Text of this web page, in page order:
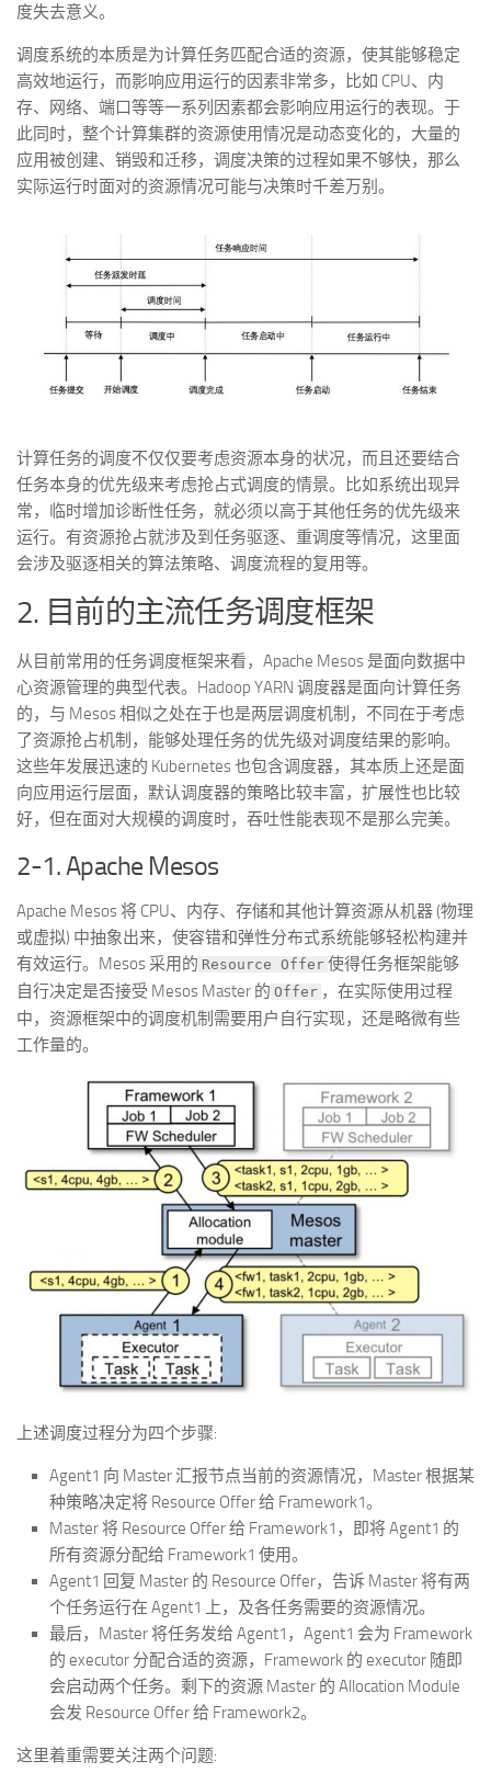
度失去意义。
调度系统的本质是为计算任务匹配合适的资源，使其能够稳定
高效地运行，而影响应用运行的因素非常多，比如 CPU、内
存、网络、端口等等一系列因素都会影响应用运行的表现。于
此同时，整个计算集群的资源使用情况是动态变化的，大量的
应用被创建、销毁和迁移，调度决策的过程如果不够快，那么
实际运行时面对的资源情况可能与决策时千差万别。
计算任务的调度不仅仅要考虑资源本身的状况，而且还要结合
任务本身的优先级来考虑抢占式调度的情景。比如系统出现异
常，临时增加诊断性任务，就必须以高于其他任务的优先级来
运行。有资源抢占就涉及到任务驱逐、重调度等情况，这里面
会涉及驱逐相关的算法策略、调度流程的复用等。
2. 目前的主流任务调度框架
从目前常用的任务调度框架来看，Apache Mesos 是面向数据中
心资源管理的典型代表。Hadoop YARN 调度器是面向计算任务
的，与 Mesos 相似之处在于也是两层调度机制，不同在于考虑
了资源抢占机制，能够处理任务的优先级对调度结果的影响。
这些年发展迅速的 Kubernetes 也包含调度器，其本质上还是面
向应用运行层面，默认调度器的策略比较丰富，扩展性也比较
好，但在面对大规模的调度时，吞吐性能表现不是那么完美。
2-1. Apache Mesos
Apache Mesos 将 CPU、内存、存储和其他计算资源从机器 (物理
或虚拟) 中抽象出来，使容错和弹性分布式系统能够轻松构建并
有效运行。Mesos 采用的 Resource Offer 使得任务框架能够
自行决定是否接受 Mesos Master 的 Offer ，在实际使用过程
中，资源框架中的调度机制需要用户自行实现，还是略微有些
工作量的。
上述调度过程分为四个步骤:
Agent1 向 Master 汇报节点当前的资源情况，Master 根据某
种策略决定将 Resource Offer 给 Framework1。
Master 将 Resource Offer 给 Framework1，即将 Agent1 的
所有资源分配给 Framework1 使用。
Agent1 回复 Master 的 Resource Offer，告诉 Master 将有两
个任务运行在 Agent1 上，及各任务需要的资源情况。
最后，Master 将任务发给 Agent1，Agent1 会为 Framework
的 executor 分配合适的资源，Framework 的 executor 随即
会启动两个任务。剩下的资源 Master 的 Allocation Module
会发 Resource Offer 给 Framework2。
这里着重需要关注两个问题: